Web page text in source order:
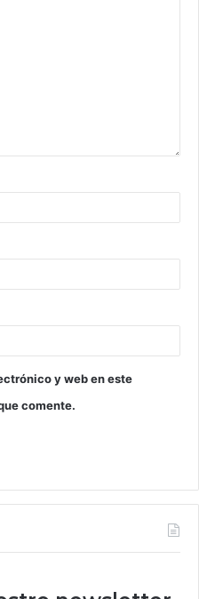
y web en este
comente.